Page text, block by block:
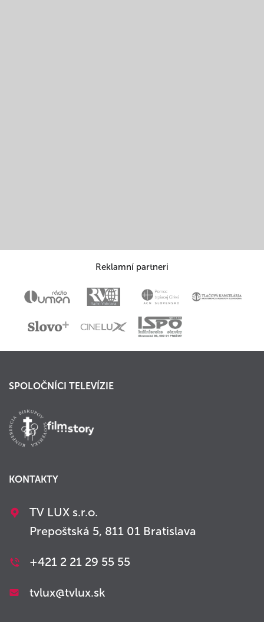
Reklamní partneri
SPOLOČNÍCI TELEVÍZIE
KONTAKTY
TV LUX s.r.o.
Prepoštská 5, 811 01 Bratislava
+421 2 21 29 55 55
tvlux@tvlux.sk